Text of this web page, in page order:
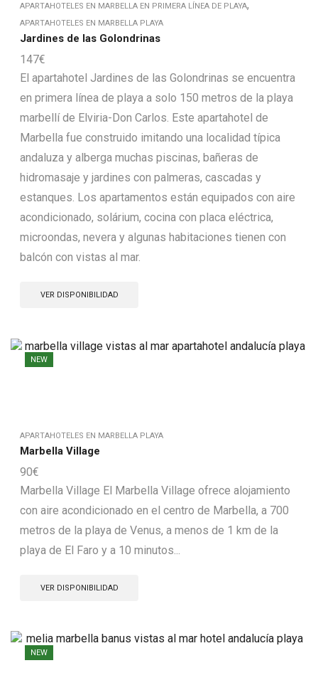
APARTAHOTELES EN MARBELLA EN PRIMERA LÍNEA DE PLAYA,
APARTAHOTELES EN MARBELLA PLAYA
Jardines de las Golondrinas
147€
El apartahotel Jardines de las Golondrinas se encuentra
en primera línea de playa a solo 150 metros de la playa
marbellí de Elviria-Don Carlos. Este apartahotel de
Marbella fue construido imitando una localidad típica
andaluza y alberga muchas piscinas, bañeras de
hidromasaje y jardines con palmeras, cascadas y
estanques. Los apartamentos están equipados con aire
acondicionado, solárium, cocina con placa eléctrica,
microondas, nevera y algunas habitaciones tienen con
balcón con vistas al mar.
VER DISPONIBILIDAD
NEW
APARTAHOTELES EN MARBELLA PLAYA
Marbella Village
90€
Marbella Village El Marbella Village ofrece alojamiento
con aire acondicionado en el centro de Marbella, a 700
metros de la playa de Venus, a menos de 1 km de la
playa de El Faro y a 10 minutos...
VER DISPONIBILIDAD
NEW